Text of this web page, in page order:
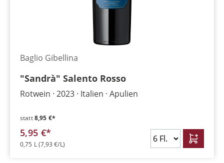
Baglio Gibellina
"Sandrà" Salento Rosso
Rotwein 2023 Italien Apulien
statt8,95 €*
5,95 €*
0,75 L(7,93 €/L)